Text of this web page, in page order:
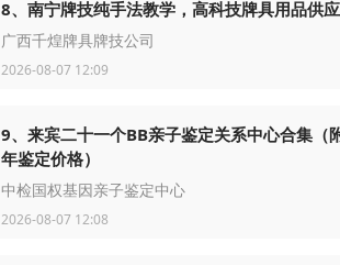
8、南宁牌技纯手法教学，高科技牌具用品供应
广西千煌牌具牌技公司
2026-08-07 12:09
9、来宾二十一个BB亲子鉴定关系中心合集（
年鉴定价格）
中检国权基因亲子鉴定中心
2026-08-07 12:08